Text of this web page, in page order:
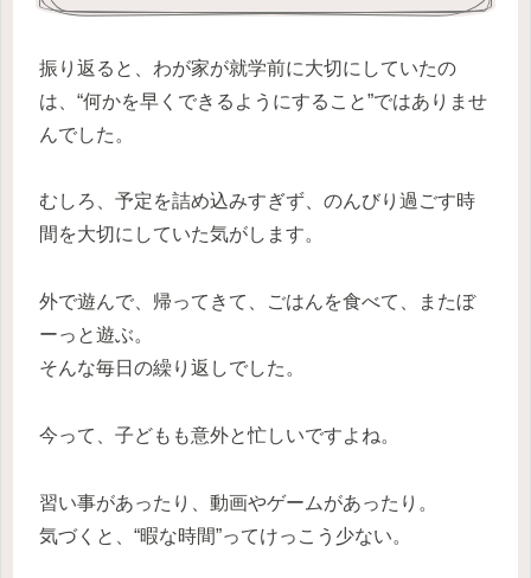
振り返ると、わが家が就学前に大切にしていたの
は、“何かを早くできるようにすること”ではありませ
んでした。
むしろ、予定を詰め込みすぎず、のんびり過ごす時
間を大切にしていた気がします。
外で遊んで、帰ってきて、ごはんを食べて、またぼ
ーっと遊ぶ。
そんな毎日の繰り返しでした。
今って、子どもも意外と忙しいですよね。
習い事があったり、動画やゲームがあったり。
気づくと、“暇な時間”ってけっこう少ない。